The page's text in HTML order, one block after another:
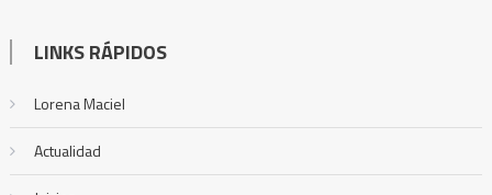
LINKS RÁPIDOS
Lorena Maciel
Actualidad